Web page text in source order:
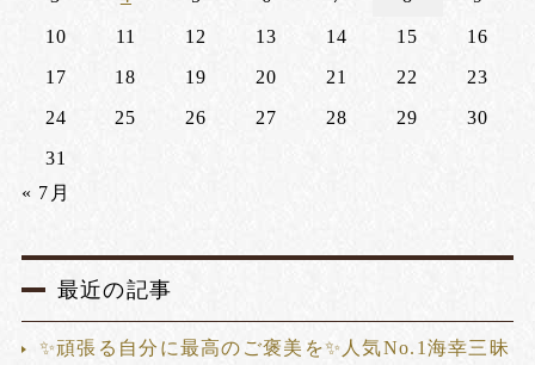
10
11 12 13 14 15
16
17
18 19 20 21 22
23
24
25 26 27 28 29
30
31
« 7月
最近の記事
✨頑張る自分に最高のご褒美を✨人気No.1海幸三昧